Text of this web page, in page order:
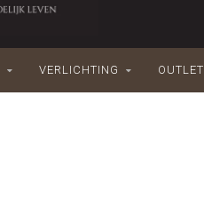
VERLICHTING OUTLET